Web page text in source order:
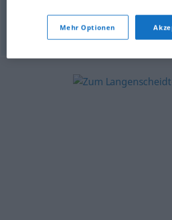
© OpenThesaurus-es
Mehr Optionen